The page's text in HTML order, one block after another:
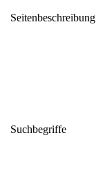
Seitenbeschreibung
Suchbegriffe